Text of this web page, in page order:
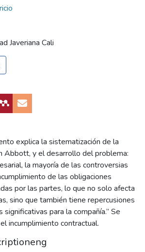
Javeriana Cali
explica la sistematización de la
Abbott, y el desarrollo del problema:
la mayoría de las controversias
de las obligaciones
por las partes, lo que no solo afecta
sino que también tiene repercusiones
para la compañía.” Se
incumplimiento contractual.